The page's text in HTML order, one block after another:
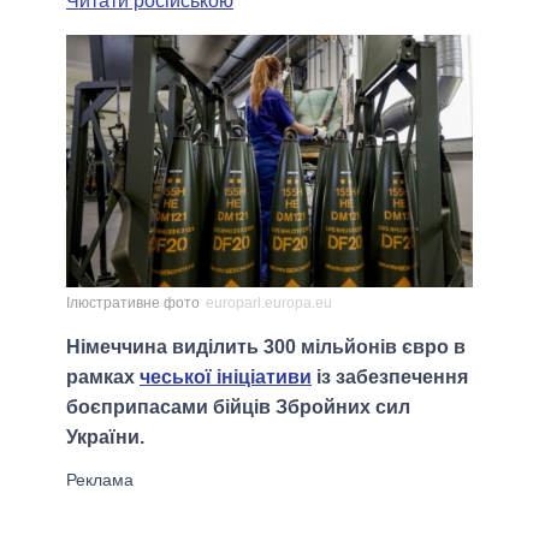
Ілюстративне фото europarl.europa.eu
Німеччина виділить 300 мільйонів євро в
рамках чеської ініціативи із забезпечення
боєприпасами бійців Збройних сил
України.